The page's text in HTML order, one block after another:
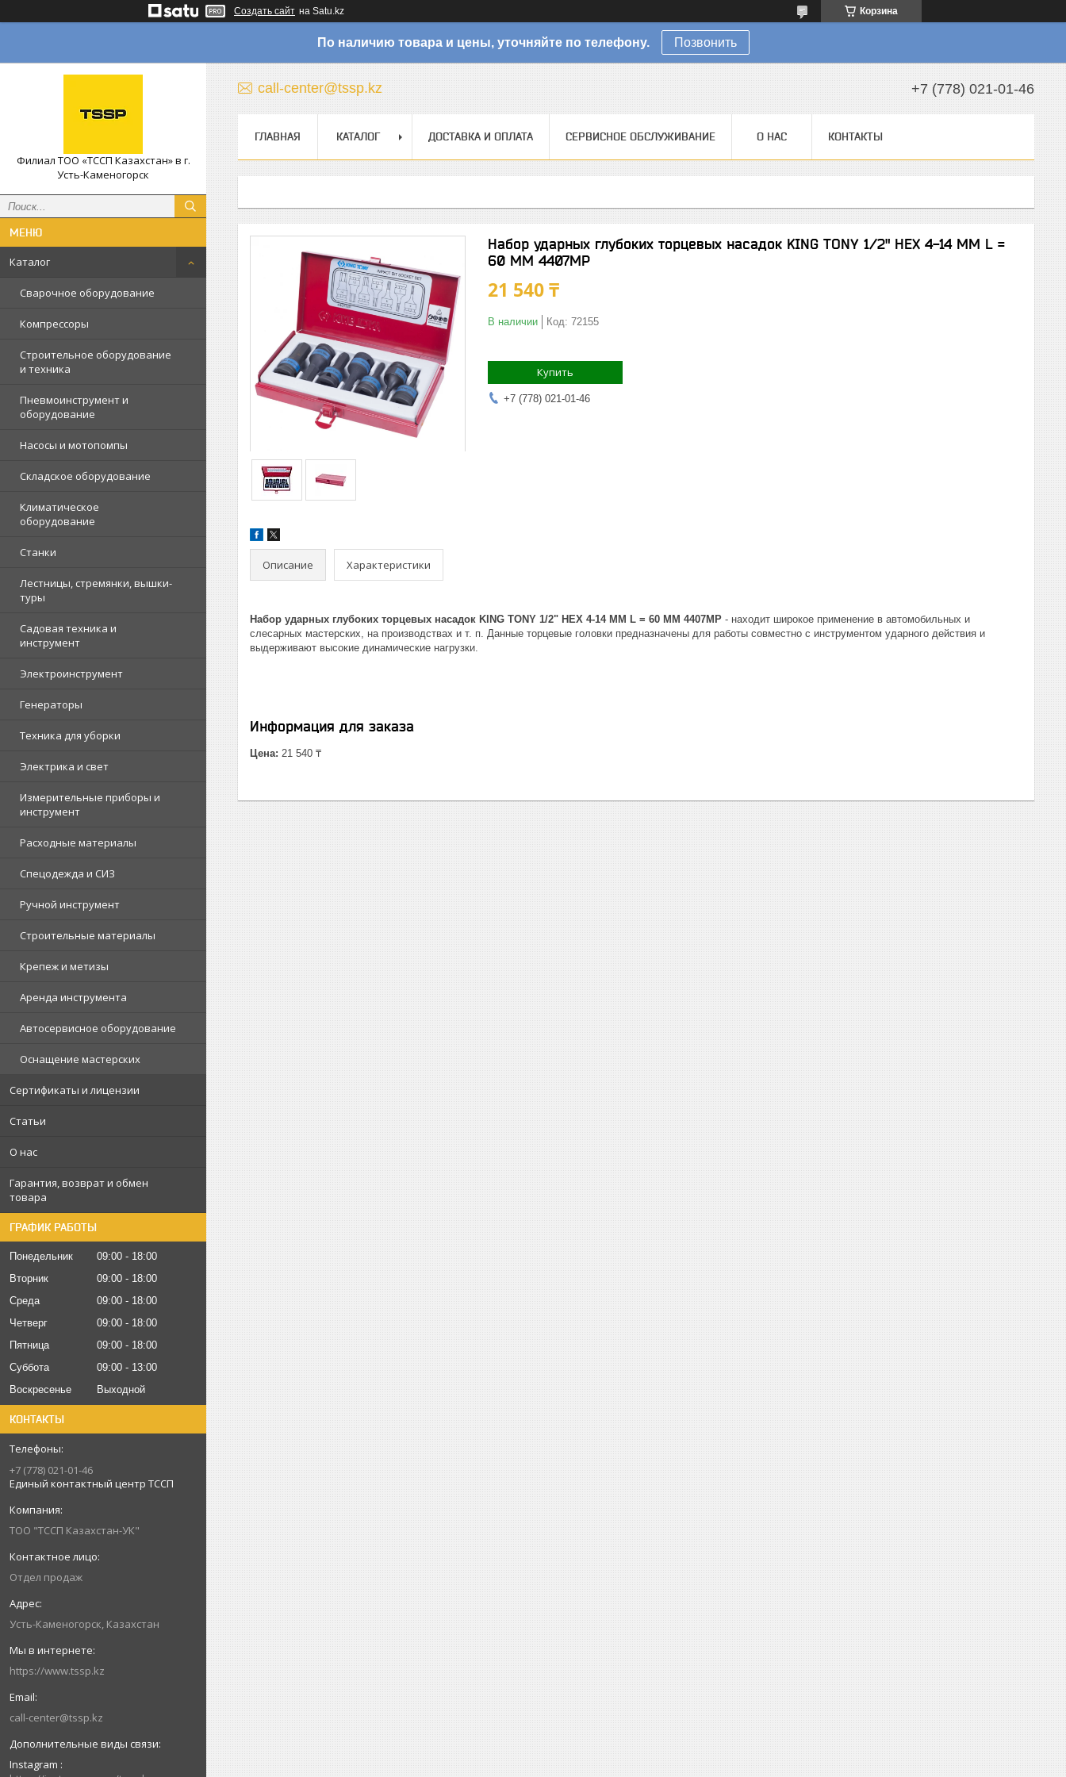
Создать сайт на Satu.kz Корзина
По наличию товара и цены, уточняйте по телефону. Позвонить
Филиал ТОО «ТССП Казахстан» в г.
Усть-Каменогорск
Каталог
Сварочное оборудование
Компрессоры
Строительное оборудование
и техника
Пневмоинструмент и
оборудование
Насосы и мотопомпы
Складское оборудование
Климатическое
оборудование
Станки
Лестницы, стремянки, вышки-
туры
Садовая техника и
инструмент
Электроинструмент
Генераторы
Техника для уборки
Электрика и свет
Измерительные приборы и
инструмент
Расходные материалы
Спецодежда и СИЗ
Ручной инструмент
Строительные материалы
Крепеж и метизы
Аренда инструмента
Автосервисное оборудование
Оснащение мастерских
Сертификаты и лицензии
Статьи
О нас
Гарантия, возврат и обмен
товара
ГРАФИК РАБОТЫ
Понедельник 09:00
18:00
Вторник
09:00
18:00
Среда
09:00
18:00
Четверг
09:00
18:00
Пятница
09:00
18:00
Суббота
09:00
13:00
Воскресенье
Выходной
КОНТАКТЫ
+7 (778) 021-01-46
Единый контактный центр ТССП
ТОО "ТССП Казахстан-УК"
Отдел продаж
Усть-Каменогорск, Казахстан
https://www.tssp.kz
call-center@tssp.kz
Instagram
call-center@tssp.kz +7 (778) 021-01-46
ГЛАВНАЯ КАТАЛОГ ДОСТАВКА И ОПЛАТА СЕРВИСНОЕ ОБСЛУЖИВАНИЕ О НАС КОНТАКТЫ
Набор ударных глубоких торцевых насадок KING TONY 1/2" HEX 4-14 ММ L =
60 ММ 4407MP
21 540 ₸
В наличии Код: 72155
Купить
+7 (778) 021-01-46
Описание Характеристики
Набор ударных глубоких торцевых насадок KING TONY 1/2" HEX 4-14 ММ L = 60 ММ 4407MP - находит широкое применение в автомобильных и
слесарных мастерских, на производствах и т. п. Данные торцевые головки предназначены для работы совместно с инструментом ударного действия и
выдерживают высокие динамические нагрузки.
Информация для заказа
Цена: 21 540 ₸